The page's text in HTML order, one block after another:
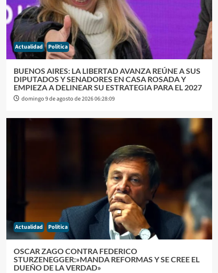
Actualidad Politica
BUENOS AIRES: LA LIBERTAD AVANZA REÚNE A SUS
DIPUTADOS Y SENADORES EN CASA ROSADA Y
EMPIEZA A DELINEAR SU ESTRATEGIA PARA EL 2027
domingo 9 de agosto de 2026 06:28:09
Actualidad Politica
OSCAR ZAGO CONTRA FEDERICO
STURZENEGGER:»MANDA REFORMAS Y SE CREE EL
DUEÑO DE LA VERDAD»